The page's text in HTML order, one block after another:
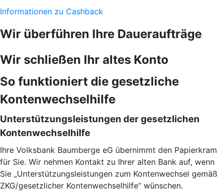
Informationen zu Cashback
Wir überführen Ihre Daueraufträge
Wir schließen Ihr altes Konto
So funktioniert die gesetzliche
Kontenwechselhilfe
Unterstützungsleistungen der gesetzlichen
Kontenwechselhilfe
Ihre Volksbank Baumberge eG übernimmt den Papierkram
für Sie. Wir nehmen Kontakt zu Ihrer alten Bank auf, wenn
Sie „Unterstützungsleistungen zum Kontenwechsel gemäß
ZKG/gesetzlicher Kontenwechselhilfe“ wünschen.